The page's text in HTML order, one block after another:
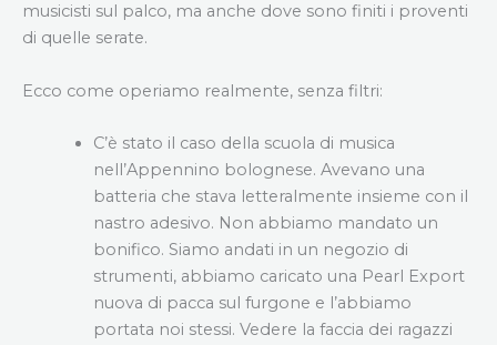
musicisti sul palco, ma anche dove sono finiti i proventi
di quelle serate.
Ecco come operiamo realmente, senza filtri:
C’è stato il caso della scuola di musica
nell’Appennino bolognese. Avevano una
batteria che stava letteralmente insieme con il
nastro adesivo. Non abbiamo mandato un
bonifico. Siamo andati in un negozio di
strumenti, abbiamo caricato una Pearl Export
nuova di pacca sul furgone e l’abbiamo
portata noi stessi. Vedere la faccia dei ragazzi